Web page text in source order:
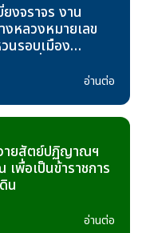
งจราจร งาน
หลวงหมายเลข
นรอบเมือง
รกฎาคม - 30อ่านต่อ
ายสัตย์ปฏิญาณฯ
พื่อเป็นข้าราชการ
น
อ่านต่อ